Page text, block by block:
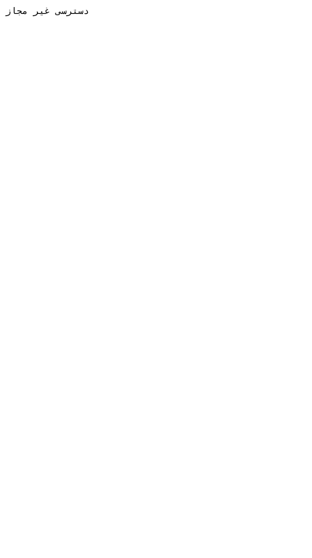
دسترسی غیر مجاز